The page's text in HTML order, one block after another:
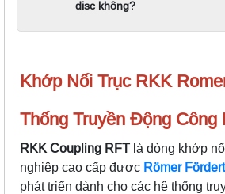
disc không?
Khớp Nối Trục RKK
Thống Truyền Động Công
RKK Coupling RFT là dòng khớp
nghiệp cao cấp được Römer
phát triển dành cho các hệ thống